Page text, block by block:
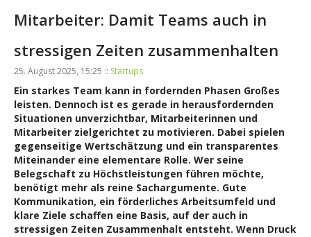
Mitarbeiter: Damit Teams auch in
stressigen Zeiten zusammenhalten
25. August 2025, 15:25 :: Startups
Ein starkes Team kann in fordernden Phasen Großes
leisten. Dennoch ist es gerade in herausfordernden
Situationen unverzichtbar, Mitarbeiterinnen und
Mitarbeiter zielgerichtet zu motivieren. Dabei spielen
gegenseitige Wertschätzung und ein transparentes
Miteinander eine elementare Rolle. Wer seine
Belegschaft zu Höchstleistungen führen möchte,
benötigt mehr als reine Sachargumente. Gute
Kommunikation, ein förderliches Arbeitsumfeld und
klare Ziele schaffen eine Basis, auf der auch in
stressigen Zeiten Zusammenhalt entsteht. Wenn Druck